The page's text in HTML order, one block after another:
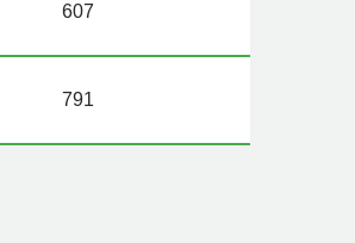
607
791